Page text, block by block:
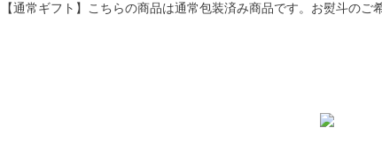
【通常ギフト】こちらの商品は通常包装済み商品です。お熨斗のご